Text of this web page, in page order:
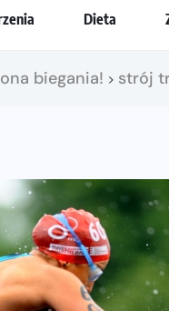
Dieta
biegania! > strój